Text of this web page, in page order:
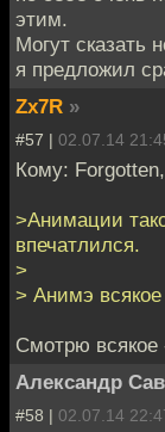
этим.
Могут сказать
я предложил
Zx7R »
#57 | 02.07.14
Кому: Forgotten,
>Анимации
впечатлился.
>
> Анимэ всякое
Смотрю всякое
Александр
#58 | 02.07.14